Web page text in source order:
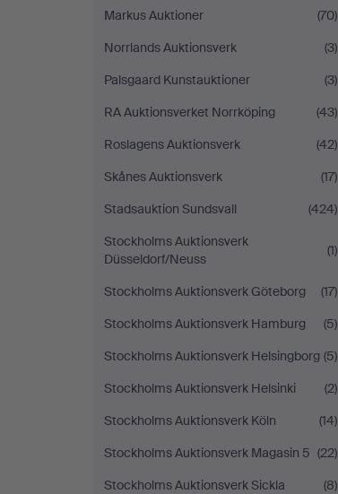
Markus Auktioner
(70)
Norrlands Auktionsverk
(3)
Palsgaard Kunstauktioner
(3)
RA Auktionsverket Norrköping
(43)
Roslagens Auktionsverk
(42)
Skånes Auktionsverk
(17)
Stadsauktion Sundsvall
(424)
Stockholms Auktionsverk
Düsseldorf/Neuss
(1)
Stockholms Auktionsverk Göteborg
(17)
Stockholms Auktionsverk Hamburg
(5)
Stockholms Auktionsverk Helsingborg (5)
Stockholms Auktionsverk Helsinki
(2)
Stockholms Auktionsverk Köln
(14)
Stockholms Auktionsverk Magasin 5 (22)
Stockholms Auktionsverk Sickla
(8)